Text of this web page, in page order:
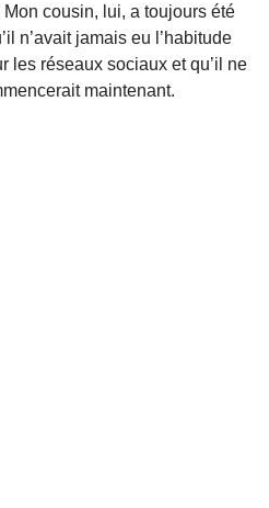
cousin, lui, a toujours été
n’avait jamais eu l’habitude
les réseaux sociaux et qu’il ne
maintenant.